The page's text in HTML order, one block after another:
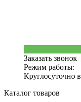
Заказать звонок
Режим работы:
Круглосуточно
Каталог товаров